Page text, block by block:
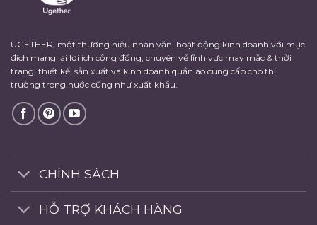
UGETHER, một thương hiệu nhân văn, hoạt động kinh doanh với mục
đích mang lại lợi ích cộng đồng, chuyên về lĩnh vực may mặc & thời
trang; thiết kế, sản xuất và kinh doanh quần áo cung cấp cho thị
trường trong nước cũng như xuất khẩu.
CHÍNH SÁCH
HỖ TRỢ KHÁCH HÀNG